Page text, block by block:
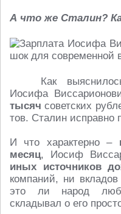
А что же Сталин?
Как
Иосифа
тысяч советских
тов. Сталин исправно
И что характерно –
месяц, Иосиф
иных источников
компаний, ни
это ли народ
складывал о его